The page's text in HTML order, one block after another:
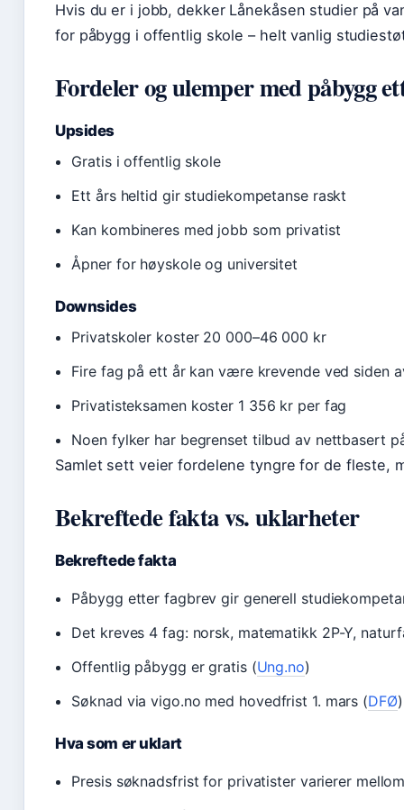
Hvis du er i jobb, dekker Lånekåsen studier på
for påbygg i offentlig skole – helt vanlig
Fordeler og ulemper med påbygg
Upsides
Gratis i offentlig skole
Ett års heltid gir studiekompetanse raskt
Kan kombineres med jobb som privatist
Åpner for høyskole og universitet
Downsides
Privatskoler koster 20 000–46 000 kr
Fire fag på ett år kan være krevende ved siden
Privatisteksamen koster 1 356 kr per fag
Noen fylker har begrenset tilbud av nettbasert
Samlet sett veier fordelene tyngre for de fleste,
Bekreftede fakta vs. uklarheter
Bekreftede fakta
Påbygg etter fagbrev gir generell
Det kreves 4 fag: norsk, matematikk 2P-Y,
Offentlig påbygg er gratis (Ung.no)
Søknad via vigo.no med hovedfrist 1. mars (DFØ)
Hva som er uklart
Presis søknadsfrist for privatister varierer